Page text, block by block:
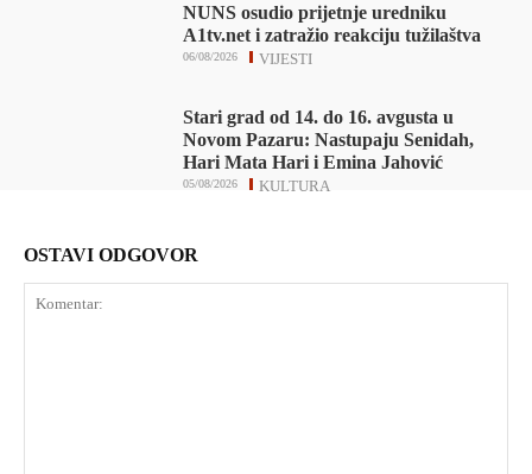
NUNS osudio prijetnje uredniku
A1tv.net i zatražio reakciju tužilaštva
VIJESTI
06/08/2026
Stari grad od 14. do 16. avgusta u
Novom Pazaru: Nastupaju Senidah,
Hari Mata Hari i Emina Jahović
KULTURA
05/08/2026
OSTAVI ODGOVOR